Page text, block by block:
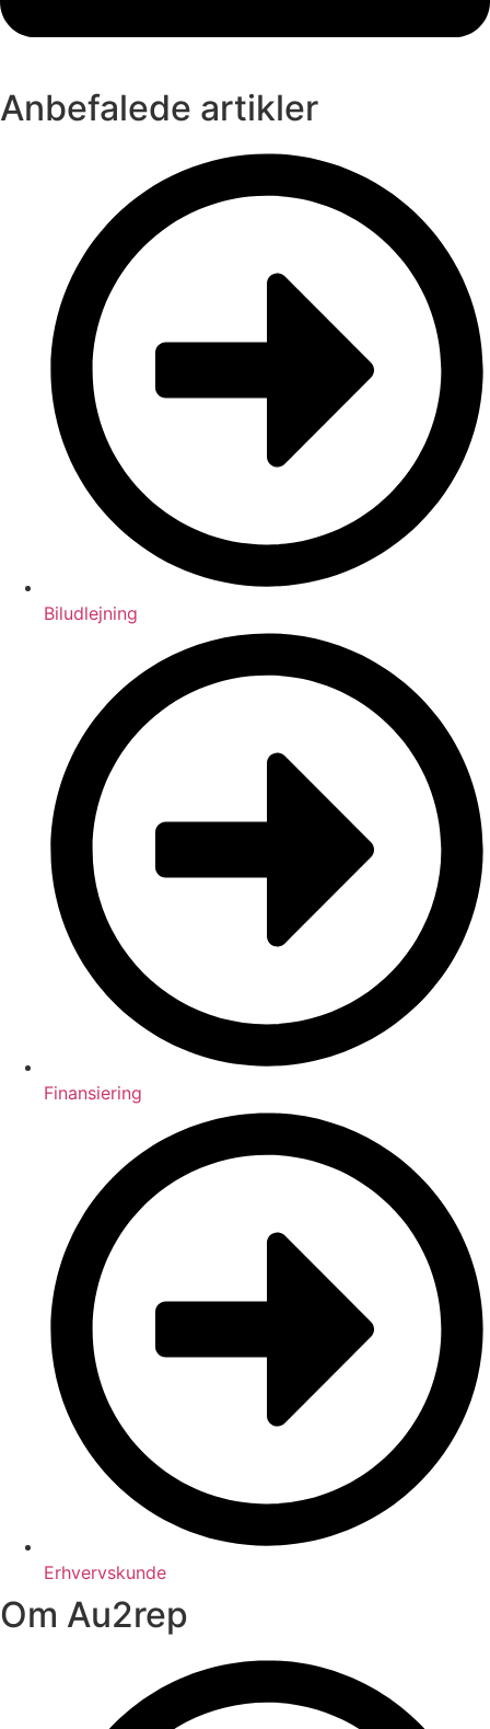
Anbefalede artikler
Biludlejning
Finansiering
Erhvervskunde
Om Au2rep